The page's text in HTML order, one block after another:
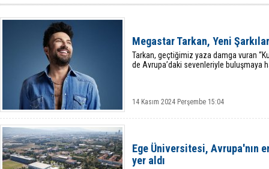
Alto,
Chp
Megastar Tarkan, Yeni
Tarkan, geçtiğimiz yaza damga vuran
de Avrupa’daki sevenleriyle buluşmaya
14 Kasım 2024 Perşembe 15:04
Ege Üniversitesi, Avrupa'nın
yer aldı